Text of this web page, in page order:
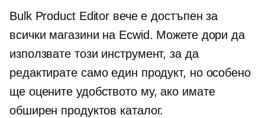
Bulk Product Editor вече е достъпен за
всички магазини на Ecwid. Можете дори да
използвате този инструмент, за да
редактирате само един продукт, но особено
ще оцените удобството му, ако имате
обширен продуктов каталог.